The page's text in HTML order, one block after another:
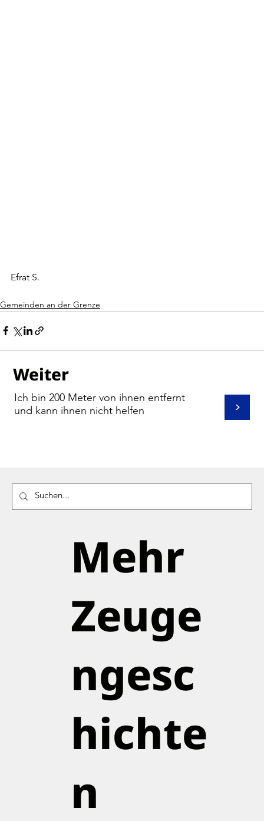
Weiter
>
Ich bin 200 Meter von ihnen entfernt
und kann ihnen nicht helfen
Mehr
Zeuge
ngesc
hichte
n
Efrat S.
Gemeinden an der Grenze